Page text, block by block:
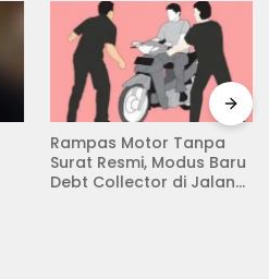
Rampas Motor Tanpa
Surat Resmi, Modus Baru
Debt Collector di Jalan